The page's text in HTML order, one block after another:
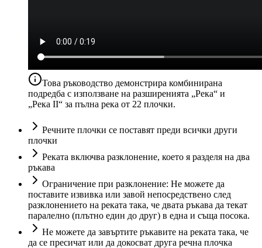
Това ръководство демонстрира комбинирана
подредба с използване на разширенията „Река“ и
„Река II“ за пълна река от 22 плочки.
Речните плочки се поставят преди всички други
плочки
Реката включва разклонение, което я разделя на два
ръкава
Ограничение при разклонение: Не можете да
поставите извивка или завой непосредствено след
разклонението на реката така, че двата ръкава да текат
паралелно (плътно един до друг) в една и съща посока.
Не можете да завъртите ръкавите на реката така, че
да се пресичат или да докосват друга речна плочка